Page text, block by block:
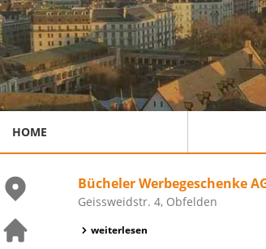
HOME
Bücheler Werbegeschenke
Geissweidstr. 4, Obfelden
weiterlesen